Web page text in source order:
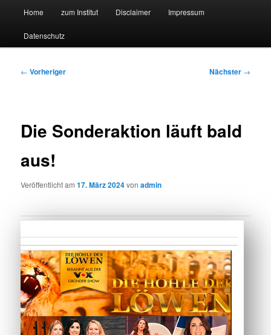
Suchmaschine Forschung und
Technologie
Zum
primären
Zum
sekundären
Home zum Institut Disclaimer Impressum
Datenschutz
Beitragsnavigation
← Vorheriger Nächster →
Die Sonderaktion läuft bald
aus!
Veröffentlicht am17. März 2024vonadmin